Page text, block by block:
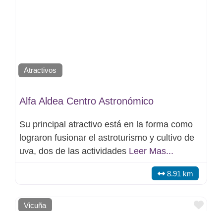
Atractivos
Alfa Aldea Centro Astronómico
Su principal atractivo está en la forma como
lograron fusionar el astroturismo y cultivo de
uva, dos de las actividades Leer Mas...
8.91 km
Vicuña